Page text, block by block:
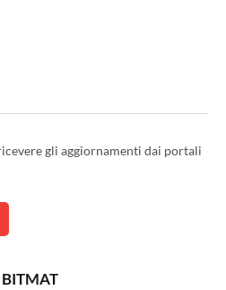
gli aggiornamenti dai portali